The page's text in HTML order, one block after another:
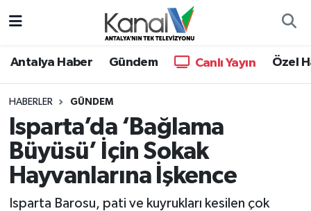
Antalya Haber Gündem Canlı Yayın Özel
HABERLER GÜNDEM
Isparta’da ‘Bağlama
Büyüsü’ İçin Sokak
Hayvanlarına İşkence
Isparta Barosu, pati ve kuyrukları kesilen çok
Antalya Haber
Dünya
Eğitim
Hava Durumu
Trafik Durumu
Süper Lig Puan Durumu ve Fikstür